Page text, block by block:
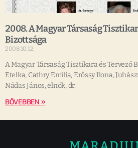
2008. A Magyar Társaság
Bizottsága
2008.10.12.
A Magyar Társaság Tisztikara és
Etelka, Cathry Emília, Erőssy Ilona,
Nádas János, elnök, dr.
BŐVEBBEN »